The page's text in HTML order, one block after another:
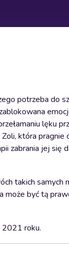
potrzeba do
lęku
która pragnie
zabrania jej się
takich samych
być tą
2021 roku.